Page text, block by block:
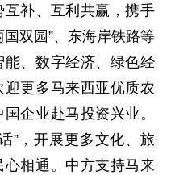
补、互利共赢，携手
双园”、东海岸铁路等
、数字经济、绿色经
更多马来西亚优质农
企业赴马投资兴业。
”，开展更多文化、旅
相通。中方支持马来